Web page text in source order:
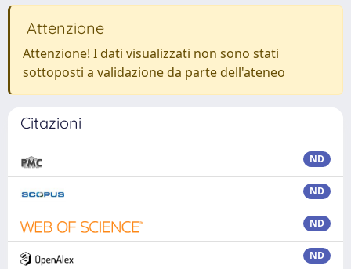
Attenzione
Attenzione! I dati visualizzati non sono stati
sottoposti a validazione da parte dell'ateneo
Citazioni
ND
ND
ND
ND